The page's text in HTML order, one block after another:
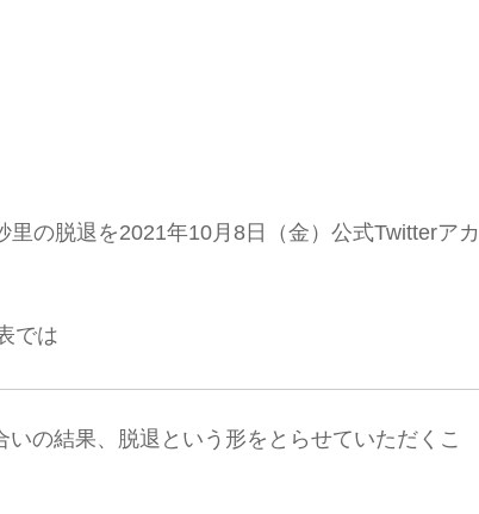
の脱退を2021年10月8日（金）公式Twitterアカ
では
の結果、脱退という形をとらせていただくこ